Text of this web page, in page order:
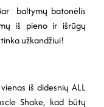
baltymų batonėlis
iš pieno ir išrūgų
užkandžiui!
iš didesnių ALL
Shake, kad būtų